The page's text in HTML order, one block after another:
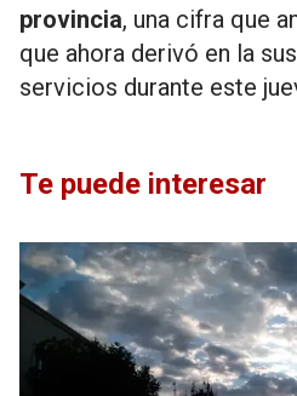
provincia, una cifra que
que ahora derivó en la
servicios durante este
Te puede interesar